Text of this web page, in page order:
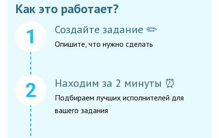
Как это работает?
Создайте задание ✏️
Опишите, что нужно сделать
Находим за 2 минуты ⏰
Подбираем лучших исполнителей для
вашего задания